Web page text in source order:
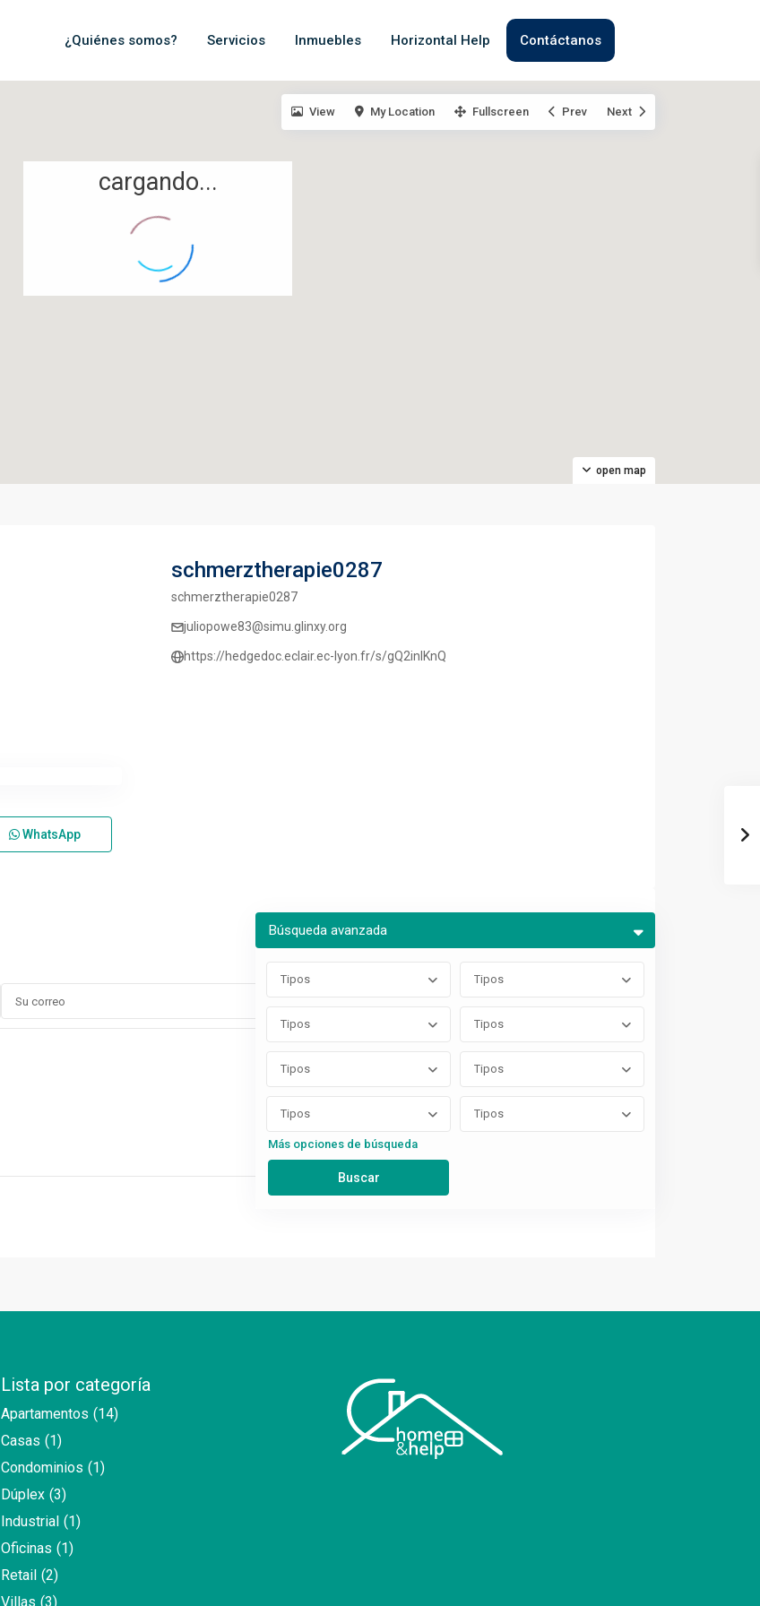
¿Quiénes somos? Servicios Inmuebles Horizontal Help Contáctanos
cargando...
open map
View My Location Fullscreen Prev Next
Búsqueda avanzada
Tipos Tipos
Tipos Tipos
Tipos Tipos
Tipos Tipos
Más opciones de búsqueda
schmerztherapie0287
schmerztherapie0287
juliopowe83@simu.glinxy.org
https://hedgedoc.eclair.ec-lyon.fr/s/gQ2inlKnQ
WhatsApp
Lista por categoría
Apartamentos (14)
Casas (1)
Condominios (1)
Dúplex (3)
Industrial (1)
Oficinas (1)
Retail (2)
Villas (3)